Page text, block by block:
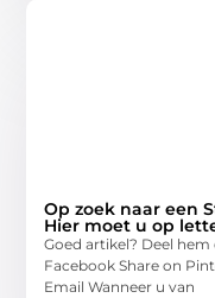
Op zoek naar een
Hier moet u op
Goed artikel? Deel hem
Facebook Share on
Email Wanneer u van